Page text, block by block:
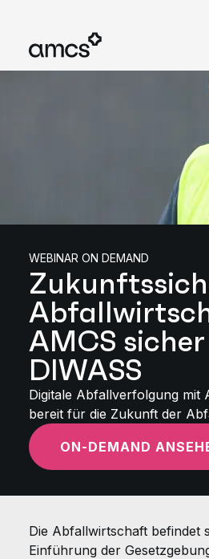
WEBINAR ON DEMAND
AMCS
DIWASS
Digitale Abfallverfolgung mit
bereit für die Zukunft der
ON-DEMAND
Die Abfallwirtschaft befindet
Einführung der